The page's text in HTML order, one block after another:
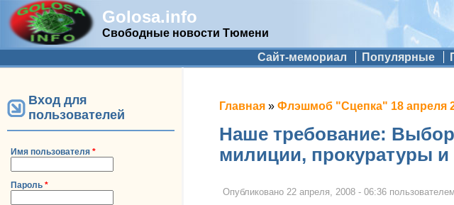
Golosa.info
Свободные новости Тюмени
Дополнительное меню Сайт-мемориал Популярные
Вход для
пользователей
Имя пользователя *
Пароль *
Вы здесь
Главная » Флэшмоб "Сцепка" 18 апреля
Наше требование:
милиции, прокуратуры и
Опубликовано 22 апреля, 2008 - 06:36 пользователем